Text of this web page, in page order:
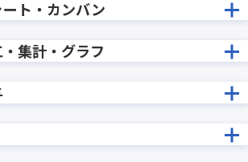
ト・カンバン
集計・グラフ